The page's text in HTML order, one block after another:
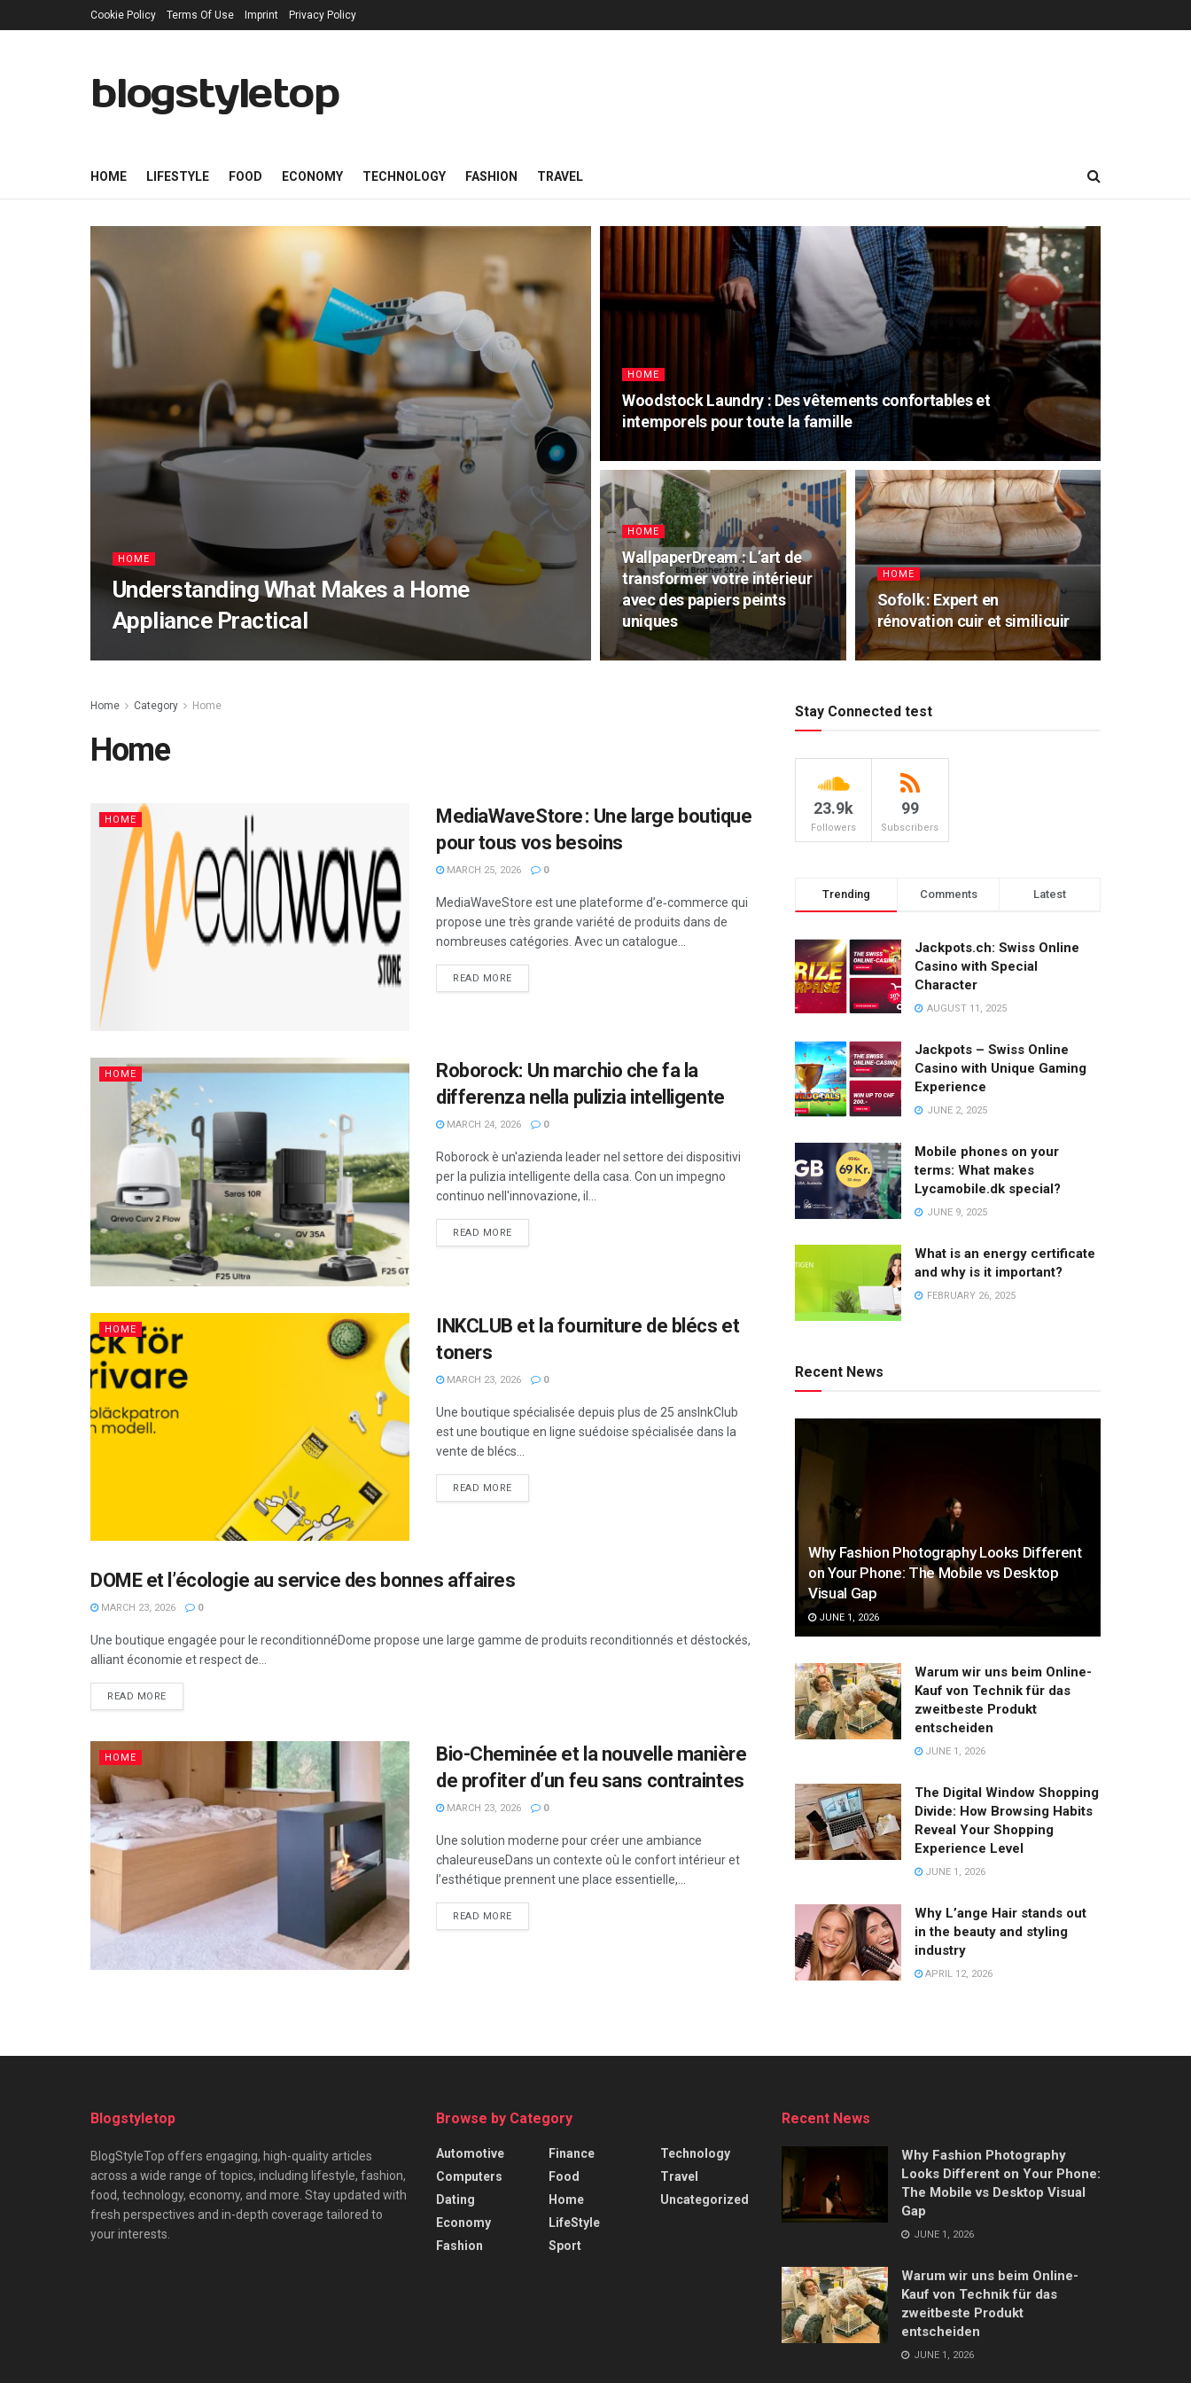
Cookie Policy Terms Of Use Imprint Privacy Policy
blogstyletop
HOME LIFESTYLE FOOD ECONOMY TECHNOLOGY FASHION TRAVEL
HOME
Understanding What Makes a Home
Appliance Practical
HOME
Woodstock Laundry : Des vêtements confortables et
intemporels pour toute la famille
HOME
WallpaperDream : L’art de
transformer votre intérieur
avec des papiers peints
uniques
HOME
Sofolk : Expert en
rénovation cuir et similicuir
Home Category Home
Home
HOME
MediaWaveStore : Une large boutique
pour tous vos besoins
MARCH 25, 2026 0
MediaWaveStore est une plateforme d’e‑commerce qui
propose une très grande variété de produits dans de
nombreuses catégories. Avec un catalogue...
READ MORE
HOME
Roborock: Un marchio che fa la
differenza nella pulizia intelligente
MARCH 24, 2026 0
Roborock è un'azienda leader nel settore dei dispositivi
per la pulizia intelligente della casa. Con un impegno
continuo nell'innovazione, il...
READ MORE
HOME
INKCLUB et la fourniture de blécs et
toners
MARCH 23, 2026 0
Une boutique spécialisée depuis plus de 25 ansInkClub
est une boutique en ligne suédoise spécialisée dans la
vente de blécs...
READ MORE
HOME
DOME et l’écologie au service des bonnes affaires
MARCH 23, 2026 0
Une boutique engagée pour le reconditionnéDome propose une large gamme de produits reconditionnés et déstockés,
alliant économie et respect de...
READ MORE
HOME
Bio-Cheminée et la nouvelle manière
de profiter d’un feu sans contraintes
MARCH 23, 2026 0
Une solution moderne pour créer une ambiance
chaleureuseDans un contexte où le confort intérieur et
l’esthétique prennent une place essentielle,...
READ MORE
Stay Connected test
23.9k
Followers
99
Subscribers
Trending Comments Latest
Jackpots.ch: Swiss Online
Casino with Special
Character
AUGUST 11, 2025
Jackpots – Swiss Online
Casino with Unique Gaming
Experience
JUNE 2, 2025
Mobile phones on your
terms: What makes
Lycamobile.dk special?
JUNE 9, 2025
What is an energy certificate
and why is it important?
FEBRUARY 26, 2025
Recent News
Why Fashion Photography Looks Different
on Your Phone: The Mobile vs Desktop
Visual Gap
JUNE 1, 2026
Warum wir uns beim Online-
Kauf von Technik für das
zweitbeste Produkt
entscheiden
JUNE 1, 2026
The Digital Window Shopping
Divide: How Browsing Habits
Reveal Your Shopping
Experience Level
JUNE 1, 2026
Why L’ange Hair stands out
in the beauty and styling
industry
APRIL 12, 2026
Blogstyletop
BlogStyleTop offers engaging, high-quality articles
across a wide range of topics, including lifestyle, fashion,
food, technology, economy, and more. Stay updated with
fresh perspectives and in-depth coverage tailored to
your interests.
Browse by Category
Automotive
Computers
Dating
Economy
Fashion
Finance
Food
Home
LifeStyle
Sport
Technology
Travel
Uncategorized
Recent News
Why Fashion Photography
Looks Different on Your Phone:
The Mobile vs Desktop Visual
Gap
JUNE 1, 2026
Warum wir uns beim Online-
Kauf von Technik für das
zweitbeste Produkt
entscheiden
JUNE 1, 2026